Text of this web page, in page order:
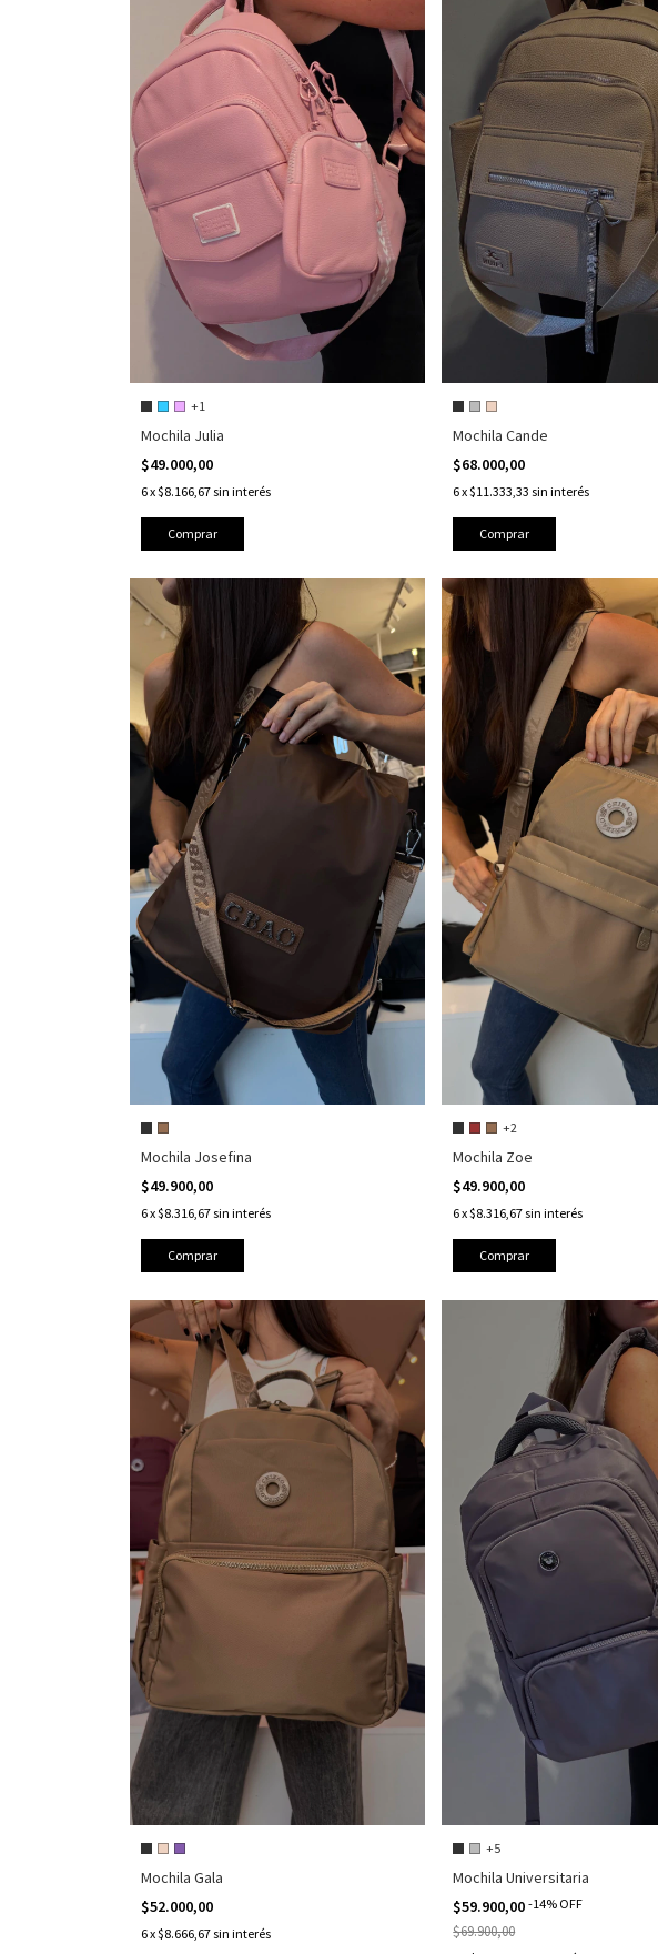
+1
Mochila Julia
$49.000,00
6x$8.166,67sin interés
Comprar
Mochila Cande
$68.000,00
6x$11.333,33 sin interés
Comprar
Mochila Josefina
$49.900,00
6x$8.316,67 sin interés
Comprar
+2
Mochila Zoe
$49.900,00
6x$8.316,67 sin interés
Comprar
Mochila Gala
$52.000,00
6x$8.666,67 sin interés
+5
Mochila Universitaria
$59.900,00-14% OFF
$69.900,00